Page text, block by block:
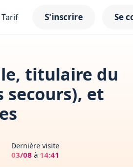
Tarif S'inscrire Se
titulaire du
secours), et
Dernière visite
03/08 à 14:41